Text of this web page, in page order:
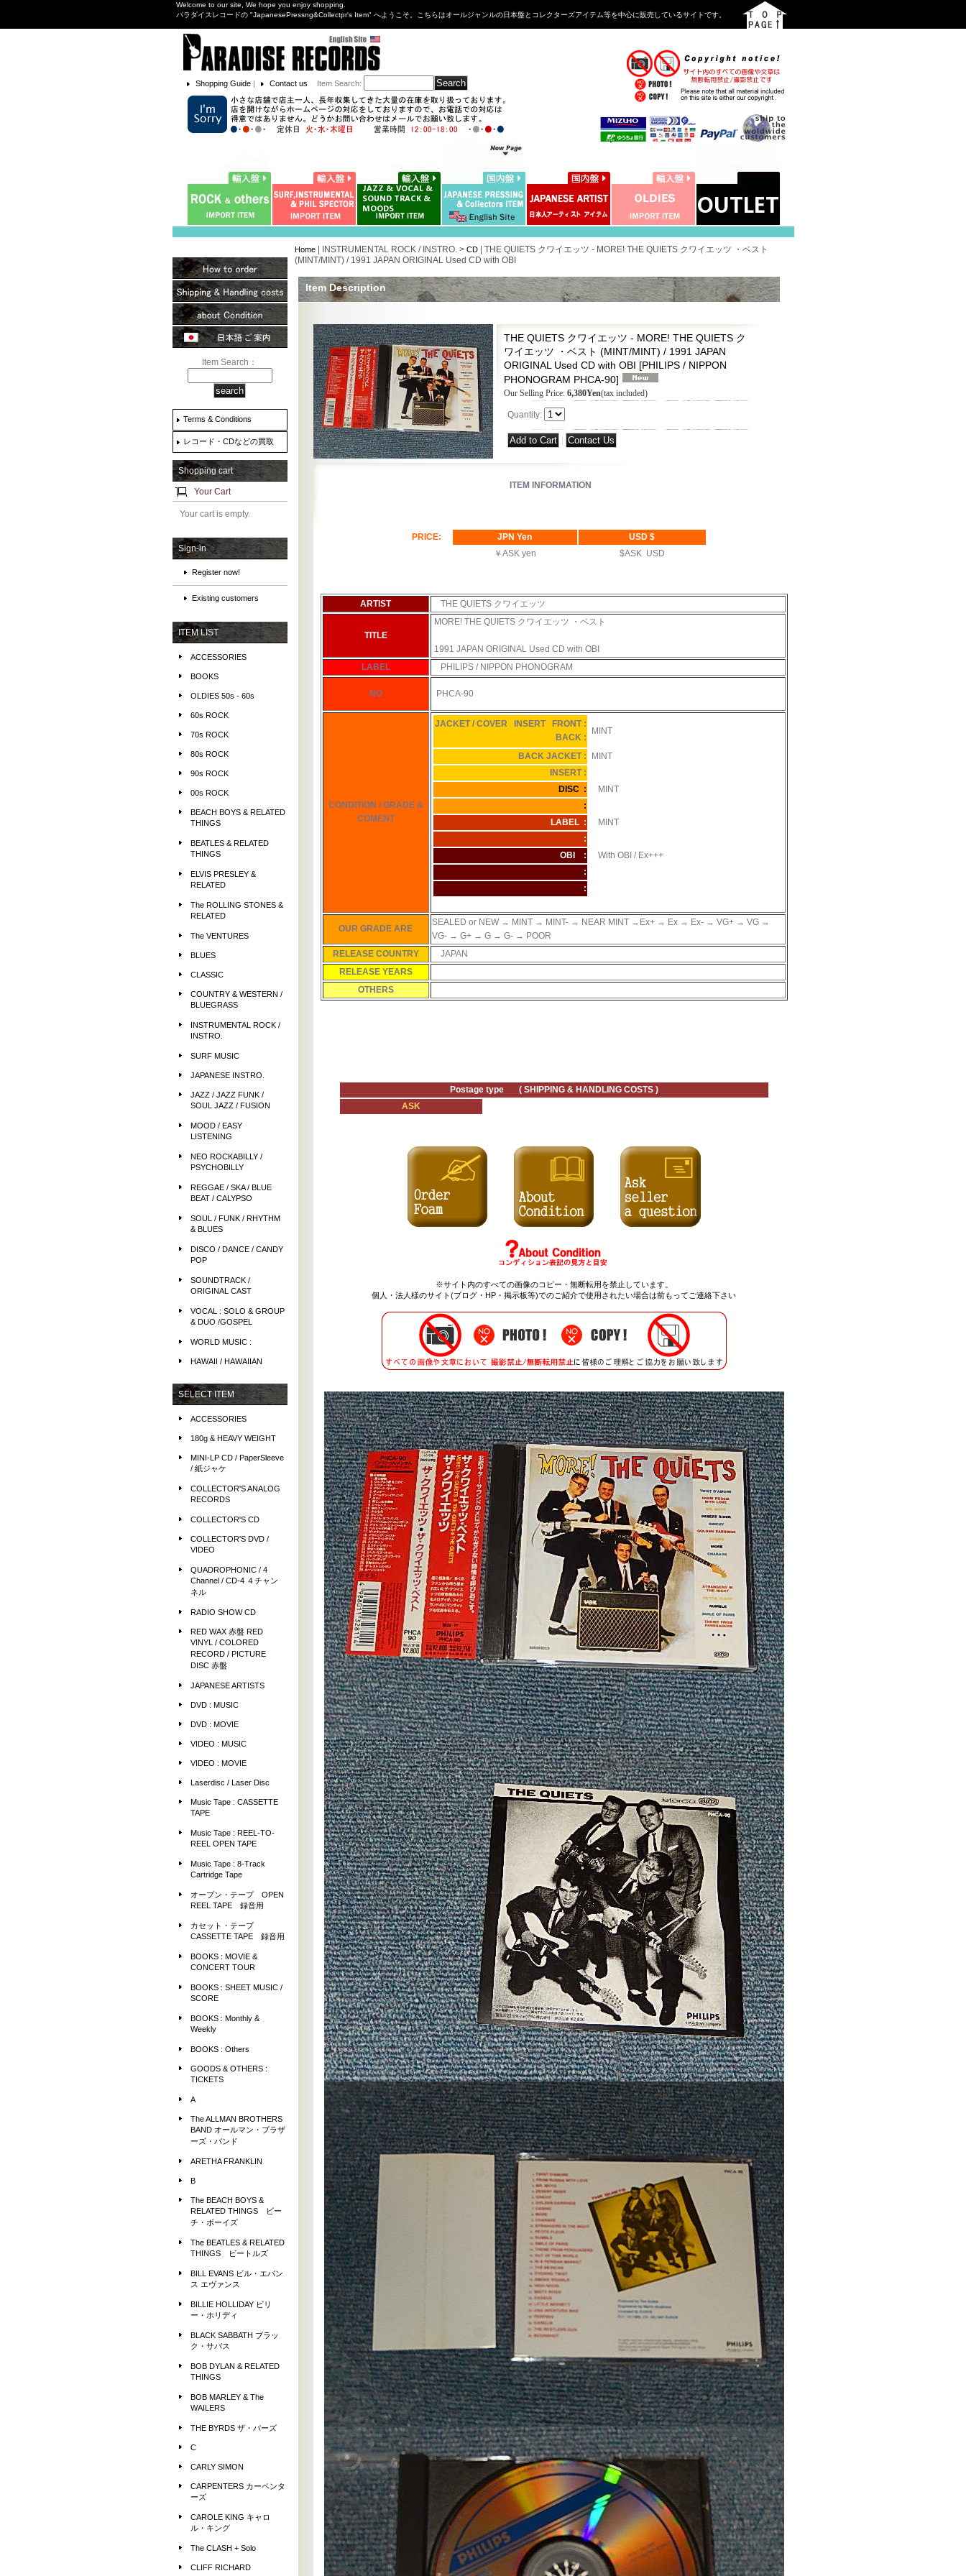
Welcome to our site, We hope you enjoy shopping.
パラダイスレコードの "JapanesePressng&Collectpr's Item" へようこそ。こちらはオールジャンルの日本盤とコレクターズアイテム等を中心に販売しているサイトです。
Shopping Guide| Contact us Item Search:
Item Search：
Terms & Conditions
レコード・CDなどの買取
Shopping cart
Your Cart
Your cart is empty.
Sign-in
Register now!
Existing customers
ITEM LIST
ACCESSORIES
BOOKS
OLDIES 50s - 60s
60s ROCK
70s ROCK
80s ROCK
90s ROCK
00s ROCK
BEACH BOYS & RELATED
THINGS
BEATLES & RELATED
THINGS
ELVIS PRESLEY &
RELATED
The ROLLING STONES &
RELATED
The VENTURES
BLUES
CLASSIC
COUNTRY & WESTERN /
BLUEGRASS
INSTRUMENTAL ROCK /
INSTRO.
SURF MUSIC
JAPANESE INSTRO.
JAZZ / JAZZ FUNK /
SOUL JAZZ / FUSION
MOOD / EASY
LISTENING
NEO ROCKABILLY /
PSYCHOBILLY
REGGAE / SKA / BLUE
BEAT / CALYPSO
SOUL / FUNK / RHYTHM
& BLUES
DISCO / DANCE / CANDY
POP
SOUNDTRACK /
ORIGINAL CAST
VOCAL : SOLO & GROUP
& DUO /GOSPEL
WORLD MUSIC :
HAWAII / HAWAIIAN
SELECT ITEM
ACCESSORIES
180g & HEAVY WEIGHT
MINI-LP CD / PaperSleeve
/ 紙ジャケ
COLLECTOR'S ANALOG
RECORDS
COLLECTOR'S CD
COLLECTOR'S DVD /
VIDEO
QUADROPHONIC / 4
Channel / CD-4 ４チャン
ネル
RADIO SHOW CD
RED WAX 赤盤 RED
VINYL / COLORED
RECORD / PICTURE
DISC 赤盤
JAPANESE ARTISTS
DVD : MUSIC
DVD : MOVIE
VIDEO : MUSIC
VIDEO : MOVIE
Laserdisc / Laser Disc
Music Tape : CASSETTE
TAPE
Music Tape : REEL-TO-
REEL OPEN TAPE
Music Tape : 8-Track
Cartridge Tape
オープン・テープ OPEN
REEL TAPE 録音用
カセット・テープ
CASSETTE TAPE 録音用
BOOKS : MOVIE &
CONCERT TOUR
BOOKS : SHEET MUSIC /
SCORE
BOOKS : Monthly &
Weekly
BOOKS : Others
GOODS & OTHERS :
TICKETS
A
The ALLMAN BROTHERS
BAND オールマン・ブラザ
ーズ・バンド
ARETHA FRANKLIN
B
The BEACH BOYS &
RELATED THINGS ビー
チ・ボーイズ
The BEATLES & RELATED
THINGS ビートルズ
BILL EVANS ビル・エバン
ス エヴァンス
BILLIE HOLLIDAY ビリ
ー・ホリディ
BLACK SABBATH ブラッ
ク・サバス
BOB DYLAN & RELATED
THINGS
BOB MARLEY & The
WAILERS
THE BYRDS ザ・バーズ
C
CARLY SIMON
CARPENTERS カーペンタ
ーズ
CAROLE KING キャロ
ル・キング
The CLASH + Solo
CLIFF RICHARD
Home| INSTRUMENTAL ROCK / INSTRO. > CD| THE QUIETS クワイエッツ - MORE! THE QUIETS クワイエッツ ・ベスト
(MINT/MINT) / 1991 JAPAN ORIGINAL Used CD with OBI
Item Description
THE QUIETS クワイエッツ - MORE! THE QUIETS ク
ワイエッツ ・ベスト (MINT/MINT) / 1991 JAPAN
ORIGINAL Used CD with OBI [PHILIPS / NIPPON
PHONOGRAM PHCA-90]
Our Selling Price: 6,380Yen(tax included)
Quantity:
ITEM INFORMATION
PRICE: JPN Yen
USD $
￥ASK yen
$ASK USD
ARTIST THE QUIETS クワイエッツ
TITLE
MORE! THE QUIETS クワイエッツ ・ベスト
1991 JAPAN ORIGINAL Used CD with OBI
LABEL
PHILIPS / NIPPON PHONOGRAM
NO PHCA-90
CONDITION / GRADE &
COMENT
JACKET / COVER INSERT FRONT :
BACK :
MINT
BACK JACKET :
MINT
INSERT :
DISC :
MINT
:
LABEL :
MINT
:
OBI :
With OBI / Ex+++
:
:
OUR GRADE ARE
SEALED or NEW → MINT → MINT- → NEAR MINT →Ex+ → Ex → Ex- → VG+ → VG →
VG- → G+ → G → G- → POOR
RELEASE COUNTRY
JAPAN
RELEASE YEARS
OTHERS
Postage type ( SHIPPING & HANDLING COSTS )
ASK
※サイト内のすべての画像のコピー・無断転用を禁止 しています。
個人・法人様のサイト(ブログ・HP・掲示板等)でのご紹介で使用されたい場合は前もってご連絡下さい